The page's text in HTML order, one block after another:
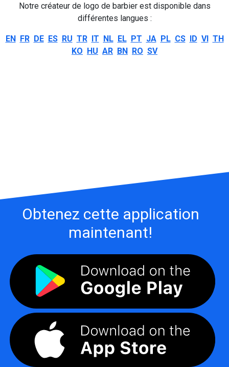
Notre créateur de logo de barbier est disponible dans
différentes langues :
EN FR DE ES RU TR IT NL EL PT JA PL CS ID VI TH
KO HU AR BN RO SV
Obtenez cette application
maintenant!